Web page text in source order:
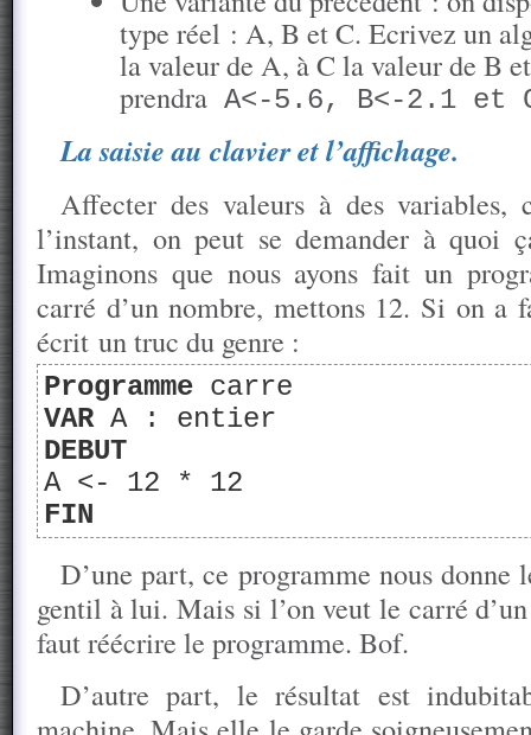
type réel : A, B et C. Ecrivez un
la valeur de A, à C la valeur de B
prendra A<-5.6, B<-2.1 et
La saisie au clavier et l’affichage.
Affecter des valeurs à des
l’instant, on peut se demander à quoi
Imaginons que nous ayons fait un
carré d’un nombre, mettons 12. Si on a
écrit un truc du genre :
Programme carre
VAR A : entier
DEBUT
A <- 12 * 12
FIN
D’une part, ce programme nous donne
gentil à lui. Mais si l’on veut le carré
faut réécrire le programme. Bof.
D’autre part, le résultat est